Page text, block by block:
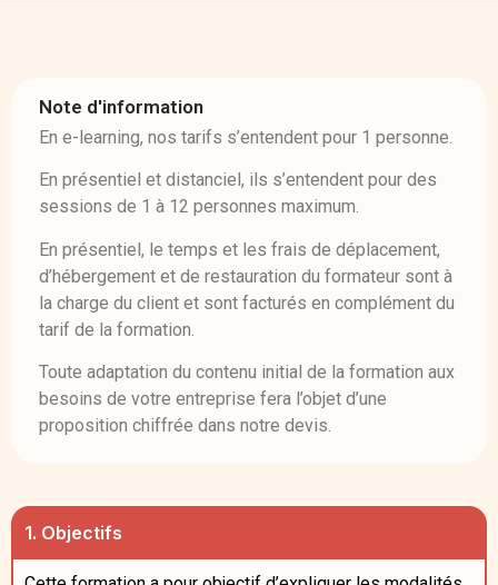
Note d'information
En e-learning, nos tarifs s’entendent pour 1 personne.
En présentiel et distanciel, ils s’entendent pour des
sessions de 1 à 12 personnes maximum.
En présentiel, le temps et les frais de déplacement,
d’hébergement et de restauration du formateur sont à
la charge du client et sont facturés en complément du
tarif de la formation.
Toute adaptation du contenu initial de la formation aux
besoins de votre entreprise fera l’objet d’une
proposition chiffrée dans notre devis.
1. Objectifs